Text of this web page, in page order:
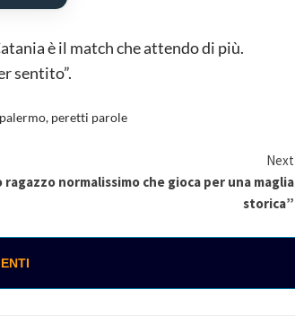
è il match che attendo di più.
sentito”.
, peretti parole
Next
ragazzo normalissimo che gioca per una maglia
storica”